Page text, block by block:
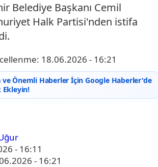
Belediye Başkanı Cemil
Halk Partisi'nden istifa
18.06.2026 - 16:21
ve Önemli Haberler İçin Google Haberler'de
Ekleyin!
- 16:11
- 16:21